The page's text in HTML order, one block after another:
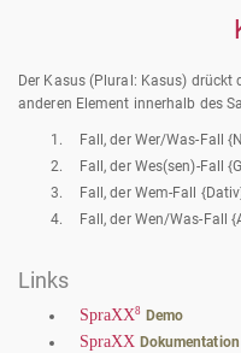
Der Kasus (Plural: Kasus) drückt
anderen Element innerhalb des
Fall, der Wer/Was-Fall
Fall, der Wes(sen)-Fall
Fall, der Wem-Fall
Fall, der Wen/Was-Fall
Links
SpraXX8 Demo
SpraXX Dokumentation